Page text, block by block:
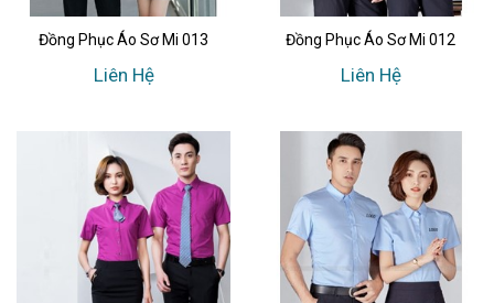
Đồng Phục Áo Sơ Mi 013
Liên Hệ
Đồng Phục Áo Sơ Mi 012
Liên Hệ